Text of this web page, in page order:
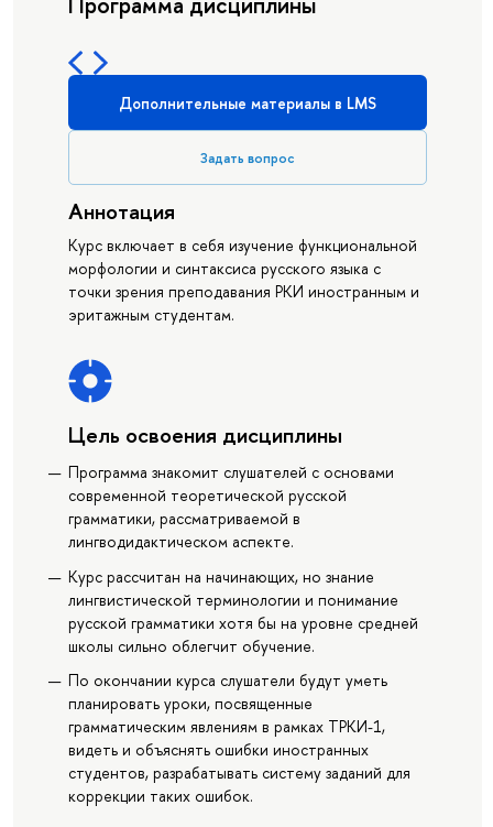
Дополнительные материалы в LMS
Задать вопрос
Аннотация
Курс включает в себя изучение функциональной
морфологии и синтаксиса русского языка с
точки зрения преподавания РКИ иностранным и
эритажным студентам.
Цель освоения дисциплины
Программа знакомит слушателей с основами
современной теоретической русской
грамматики, рассматриваемой в
лингводидактическом аспекте.
Курс рассчитан на начинающих, но знание
лингвистической терминологии и понимание
русской грамматики хотя бы на уровне средней
школы сильно облегчит обучение.
По окончании курса слушатели будут уметь
планировать уроки, посвященные
грамматическим явлениям в рамках ТРКИ-1,
видеть и объяснять ошибки иностранных
студентов, разрабатывать систему заданий для
коррекции таких ошибок.